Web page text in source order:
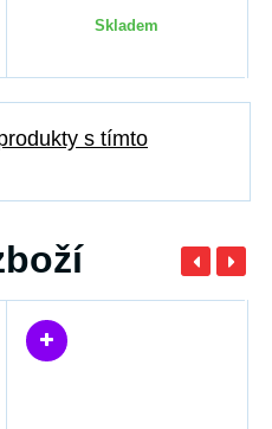
Skladem
s tímto